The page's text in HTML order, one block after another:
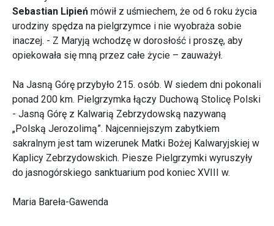
Sebastian Lipień mówił z uśmiechem, że od 6 roku życia
urodziny spędza na pielgrzymce i nie wyobraża sobie
inaczej. - Z Maryją wchodzę w dorosłość i proszę, aby
opiekowała się mną przez całe życie – zauważył.
Na Jasną Górę przybyło 215. osób. W siedem dni pokonali
ponad 200 km. Pielgrzymka łączy Duchową Stolicę Polski
- Jasną Górę z Kalwarią Zebrzydowską nazywaną
„Polską Jerozolimą”. Najcenniejszym zabytkiem
sakralnym jest tam wizerunek Matki Bożej Kalwaryjskiej w
Kaplicy Zebrzydowskich. Piesze Pielgrzymki wyruszyły
do jasnogórskiego sanktuarium pod koniec XVIII w.
Maria Bareła-Gawenda